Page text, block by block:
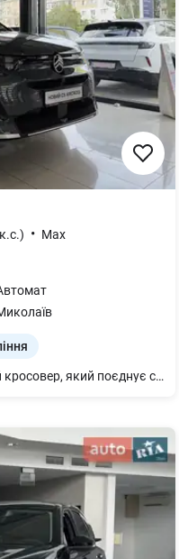
• Max
Новий Citroen C5 Aircross - сучасний кросовер, який поєднує стильний дизайн , комфорт і технології. Автомобіль доступний до огляду